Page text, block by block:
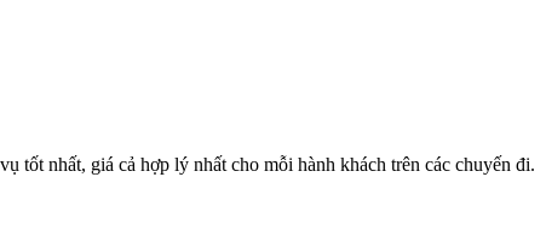
tốt nhất, giá cả hợp lý nhất cho mỗi hành khách trên các chuyến đi.